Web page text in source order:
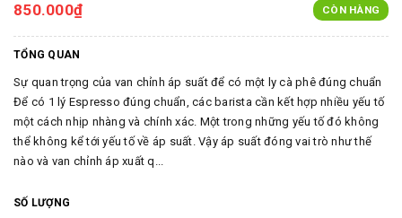
850.000₫ CÒN HÀNG
TỔNG QUAN
Sự quan trọng của van chỉnh áp suất để có một ly cà phê đúng chuẩn
Để có 1 lý Espresso đúng chuẩn, các barista cần kết hợp nhiều yếu tố
một cách nhịp nhàng và chính xác. Một trong những yếu tố đó không
thể không kể tới yếu tố về áp suất. Vậy áp suất đóng vai trò như thế
nào và van chỉnh áp xuất q...
SỐ LƯỢNG